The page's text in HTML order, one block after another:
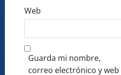
Web
Guarda mi nombre,
correo electrónico y web